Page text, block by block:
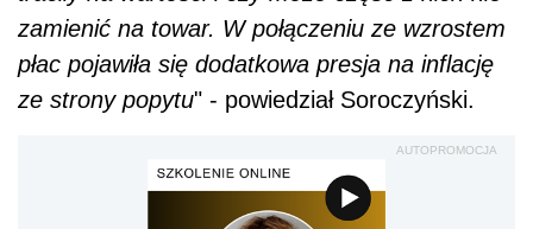
zamienić na towar. W połączeniu ze wzrostem
płac pojawiła się dodatkowa presja na inflację
ze strony popytu" - powiedział Soroczyński.
AUTOPROMOCJA